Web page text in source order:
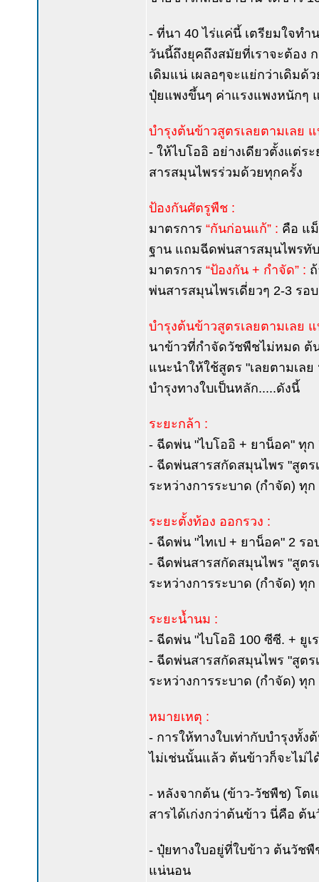
- ที่นา 40 ไร่แค่นี้ เตรียมใจท
วันนี้ถึงยุคถึงสมัยที่เราจะต้อง
เดิมแน่ เผลอๆจะแย่กว่าเดิมด้
ปุ๋ยแพงขึ้นๆ ค่าแรงแพงหนักๆ
บำรุงต้นข้าวสูตรเลยตามเลย
- ให้ไบโออิ อย่างเดียวตั้งแต่ร
สารสมุนไพรร่วมด้วยทุกครั้ง
ป้องกันศัตรูพืช :
มาตรการ “กันก่อนแก้” : คือ แ
ฐาน แถมฉีดพ่นสารสมุนไพรทับ
มาตรการ “ป้องกัน + กำจัด” :
พ่นสารสมุนไพรเดี่ยวๆ 2-3 รอ
บำรุงต้นข้าวสูตรเลยตามเลย
นาข้าวที่กำจัดวัชพืชไม่หมด ต้
แนะนำให้ใช้สูตร "เลยตามเล
บำรุงทางใบเป็นหลัก.....ดังนี้
ระยะกล้า :
- ฉีดพ่น "ไบโออิ + ยาน็อค" ทุก
- ฉีดพ่นสารสกัดสมุนไพร "สูตร
ระหว่างการระบาด (กำจัด) ทุก
ระยะตั้งท้อง ออกรวง :
- ฉีดพ่น "ไทเป + ยาน็อค" 2 ร
- ฉีดพ่นสารสกัดสมุนไพร "สูตร
ระหว่างการระบาด (กำจัด) ทุก
ระยะน้ำนม :
- ฉีดพ่น "ไบโออิ 100 ซีซี. + ยูเ
- ฉีดพ่นสารสกัดสมุนไพร "สูตร
ระหว่างการระบาด (กำจัด) ทุก
หมายเหตุ :
- การให้ทางใบเท่ากับบำรุงทั้
ไม่เช่นนั้นแล้ว ต้นข้าวก็จะไม่ไ
- หลังจากต้น (ข้าว-วัชพืช) โต
สารได้เก่งกว่าต้นข้าว นี่คือ ต้
- ปุ๋ยทางใบอยู่ที่ใบข้าว ต้นวัช
แน่นอน